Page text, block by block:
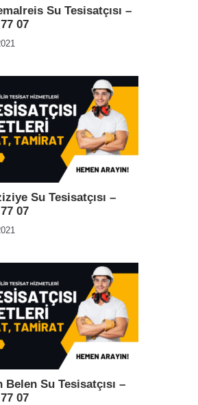
Su Tesisatçısı –
07
Su Tesisatçısı –
07
Belen Su Tesisatçısı –
07